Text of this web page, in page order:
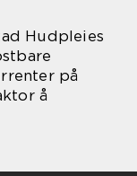
Hudpleies
på
å